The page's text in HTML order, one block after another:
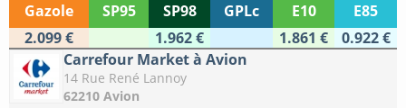
Gazole SP95 SP98 GPLc E10
E85
2.099 €
1.962 € 1.861 €
0.922 €
Carrefour Market à Avion
14 Rue René Lannoy
62210 Avion